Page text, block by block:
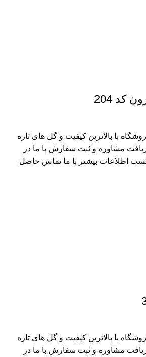
کد 204
با بالاترین کیفیت و گل های تازه
مشاوره و ثبت سفارش با ما در
اطلاعات بیشتر با ما تماس حاصل
با بالاترین کیفیت و گل های تازه
مشاوره و ثبت سفارش با ما در